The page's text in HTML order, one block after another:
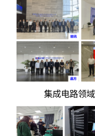
集成电路领